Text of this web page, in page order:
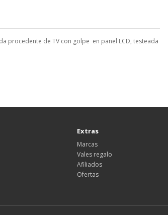
procedente de TV con golpe en panel LCD, testeada
Extras
Marcas
Vales regalo
Afiliados
Ofertas